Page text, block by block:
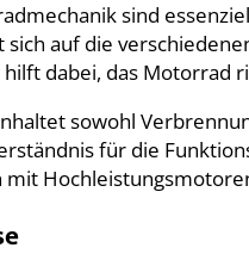
sind
auf die
dabei, das Motorrad
sowohl
für die